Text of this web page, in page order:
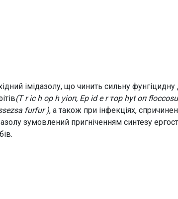
імідазолу, що чинить сильну
(Т r іс h ор h уіоп, Ер id е r тор hyt оп
furfur ), а також при інфекціях,
зумовлений пригніченням синтезу